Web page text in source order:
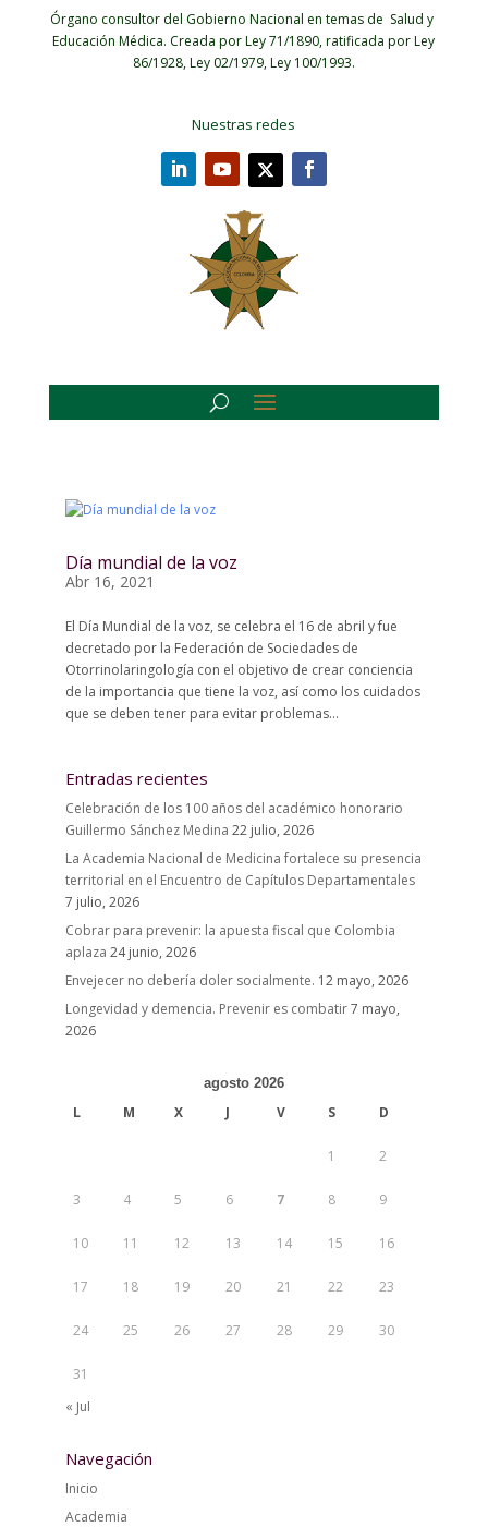
Órgano consultor del Gobierno Nacional en temas de Salud y
Educación Médica. Creada por Ley 71/1890, ratificada por Ley
86/1928, Ley 02/1979, Ley 100/1993.
Nuestras redes
Día mundial de la voz
Abr 16, 2021
El Día Mundial de la voz, se celebra el 16 de abril y fue
decretado por la Federación de Sociedades de
Otorrinolaringología con el objetivo de crear conciencia
de la importancia que tiene la voz, así como los cuidados
que se deben tener para evitar problemas...
Entradas recientes
Celebración de los 100 años del académico honorario
Guillermo Sánchez Medina 22 julio, 2026
La Academia Nacional de Medicina fortalece su presencia
territorial en el Encuentro de Capítulos Departamentales
7 julio, 2026
Cobrar para prevenir: la apuesta fiscal que Colombia
aplaza 24 junio, 2026
Envejecer no debería doler socialmente. 12 mayo, 2026
Longevidad y demencia. Prevenir es combatir7 mayo,
2026
agosto 2026
L M X J V S D
1 2
3 4 5 6 7 8 9
10 11 12 13 14 15 16
17 18 19 20 21 22 23
24 25 26 27 28 29 30
31
« Jul
Navegación
Inicio
Academia